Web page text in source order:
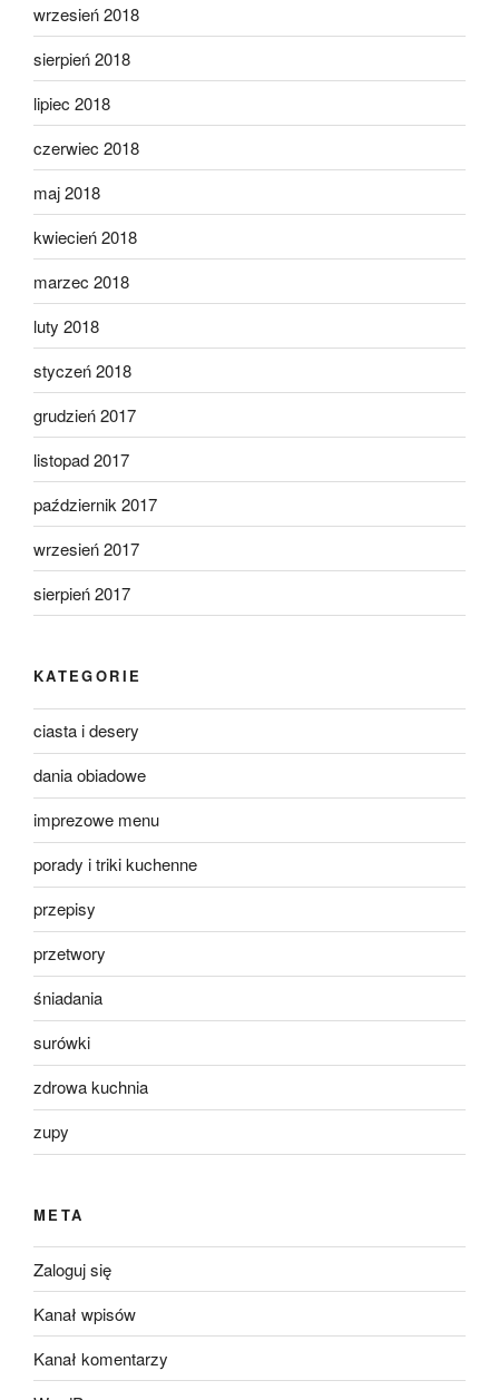
wrzesień 2018
sierpień 2018
lipiec 2018
czerwiec 2018
maj 2018
kwiecień 2018
marzec 2018
luty 2018
styczeń 2018
grudzień 2017
listopad 2017
październik 2017
wrzesień 2017
sierpień 2017
KATEGORIE
ciasta i desery
dania obiadowe
imprezowe menu
porady i triki kuchenne
przepisy
przetwory
śniadania
surówki
zdrowa kuchnia
zupy
META
Zaloguj się
Kanał wpisów
Kanał komentarzy